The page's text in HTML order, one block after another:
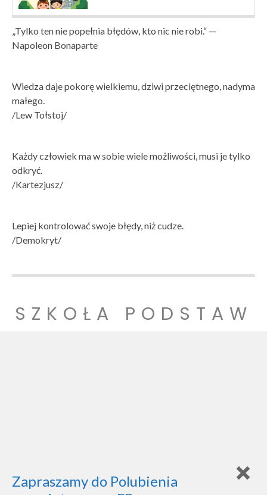
„Tylko ten nie popełnia błędów, kto nic nie robi.“ —
Napoleon Bonaparte
Wiedza daje pokorę wielkiemu, dziwi przeciętnego, nadyma
małego.
/Lew Tołstoj/
Każdy człowiek ma w sobie wiele możliwości, musi je tylko
odkryć.
/Kartezjusz/
Lepiej kontrolować swoje błędy, niż cudze.
/Demokryt/
SZKOŁA PODSTAW
Zapraszamy do Polubienia